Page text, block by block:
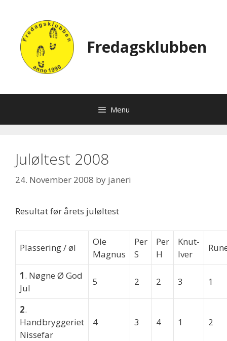
content
Fredagsklubben
Menu
Juløltest 2008
24. November 2008 by janeri
Resultat før årets juløltest
Plassering / øl
Ole
Magnus
Per
S
Per
H
Knut-
Iver
1. Nøgne Ø God
Jul
5 2 2 3 1
2.
Handbryggeriet
Nissefar
4 3 4 1 2